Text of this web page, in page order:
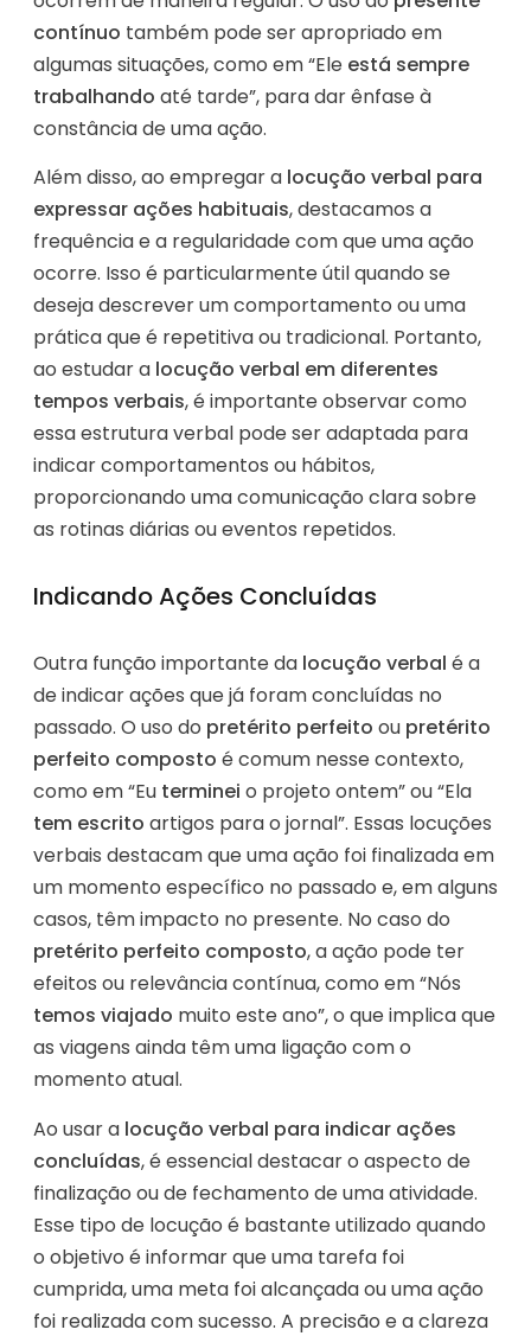
contínuo também pode ser apropriado em
algumas situações, como em “Ele está sempre
trabalhando até tarde”, para dar ênfase à
constância de uma ação.
Além disso, ao empregar a locução verbal para
expressar ações habituais, destacamos a
frequência e a regularidade com que uma ação
ocorre. Isso é particularmente útil quando se
deseja descrever um comportamento ou uma
prática que é repetitiva ou tradicional. Portanto,
ao estudar a locução verbal em diferentes
tempos verbais, é importante observar como
essa estrutura verbal pode ser adaptada para
indicar comportamentos ou hábitos,
proporcionando uma comunicação clara sobre
as rotinas diárias ou eventos repetidos.
Indicando Ações Concluídas
Outra função importante da locução verbal é a
de indicar ações que já foram concluídas no
passado. O uso do pretérito perfeito ou pretérito
perfeito composto é comum nesse contexto,
como em “Eu terminei o projeto ontem” ou “Ela
tem escrito artigos para o jornal”. Essas locuções
verbais destacam que uma ação foi finalizada em
um momento específico no passado e, em alguns
casos, têm impacto no presente. No caso do
pretérito perfeito composto, a ação pode ter
efeitos ou relevância contínua, como em “Nós
temos viajado muito este ano”, o que implica que
as viagens ainda têm uma ligação com o
momento atual.
Ao usar a locução verbal para indicar ações
concluídas, é essencial destacar o aspecto de
finalização ou de fechamento de uma atividade.
Esse tipo de locução é bastante utilizado quando
o objetivo é informar que uma tarefa foi
cumprida, uma meta foi alcançada ou uma ação
foi realizada com sucesso. A precisão e a clareza